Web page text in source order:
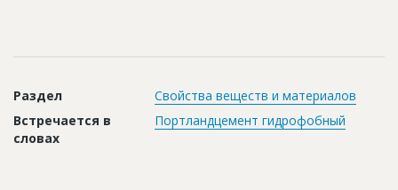
Правила работы
Раздел
Свойства веществ и материалов
Встречается в
словах
Портландцемент гидрофобный